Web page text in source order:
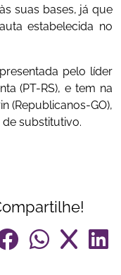
suas bases, já que
estabelecida no
pelo líder
(PT-RS), e tem na
(Republicanos-GO),
substitutivo.